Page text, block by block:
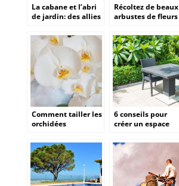
La cabane et l’abri
de jardin: des allies
de son jardin un
endroit cosy et
fonctionnel?
Récoltez de beaux
arbustes de fleurs
bouquet
Comment tailler les
orchidées
6 conseils pour
créer un espace